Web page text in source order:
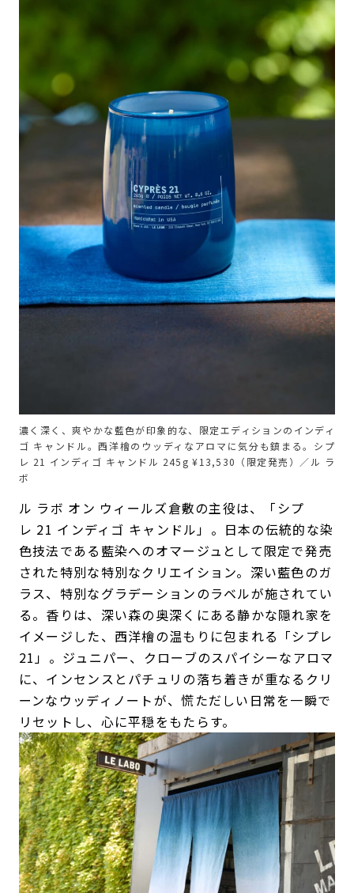
濃く深く、爽やかな藍色が印象的な、限定エディションのインディ
ゴ キャンドル。西洋檜のウッディなアロマに気分も鎮まる。シプ
レ 21 インディゴ キャンドル 245g ¥13,530（限定発売）／ル ラ
ボ
ル ラボ オン ウィールズ倉敷の主役は、「シプ
レ 21 インディゴ キャンドル」。日本の伝統的な染
色技法である藍染へのオマージュとして限定で発売
された特別な特別なクリエイション。深い藍色のガ
ラス、特別なグラデーションのラベルが施されてい
る。香りは、深い森の奥深くにある静かな隠れ家を
イメージした、西洋檜の温もりに包まれる「シプレ
21」。ジュニパー、クローブのスパイシーなアロマ
に、インセンスとパチュリの落ち着きが重なるクリ
ーンなウッディノートが、慌ただしい日常を一瞬で
リセットし、心に平穏をもたらす。